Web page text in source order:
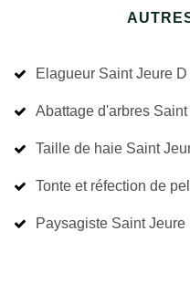
Elagueur Saint Jeure
Abattage d'arbres
Taille de haie Saint
Paysagiste Saint Jeure